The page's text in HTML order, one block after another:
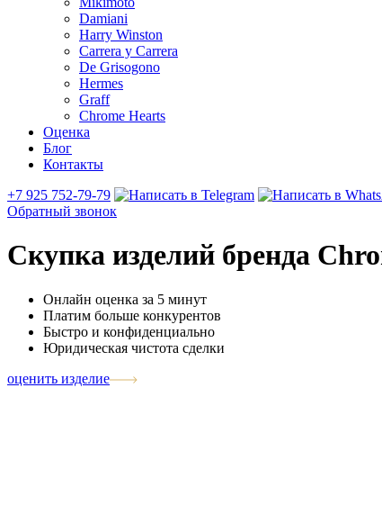
Damiani
Harry Winston
Carrera y Carrera
De Grisogono
Hermes
Graff
Chrome Hearts
Оценка
Блог
Контакты
+7 925 752-79-79
Обратный звонок
Скупка изделий бренда
Онлайн оценка за 5 минут
Платим больше конкурентов
Быстро и конфиденциально
Юридическая чистота сделки
оценить изделие